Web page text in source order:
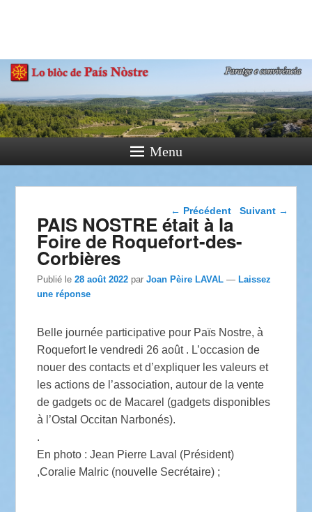
Paratge e Convivència
Menu
Navigation dans les
← Précédent Suivant →
PAIS NOSTRE était à la
Foire de Roquefort-des-
Corbières
Publié le28 août 2022 parJoan Pèire LAVAL —Laissez
une réponse
Belle journée participative pour Païs Nostre, à
Roquefort le vendredi 26 août . L’occasion de
nouer des contacts et d’expliquer les valeurs et
les actions de l’association, autour de la vente
de gadgets oc de Macarel (gadgets disponibles
à l’Ostal Occitan Narbonés).
.
En photo : Jean Pierre Laval (Président)
,Coralie Malric (nouvelle Secrétaire) ;